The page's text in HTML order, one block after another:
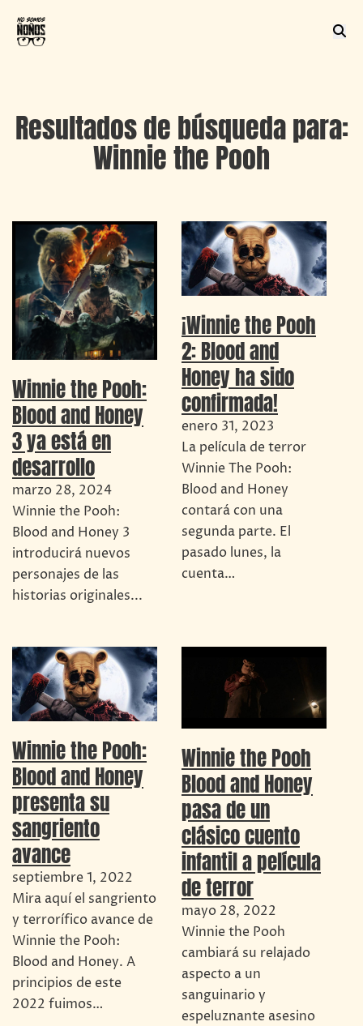
Resultados de búsqueda para:
Winnie the Pooh
Winnie the Pooh:
Blood and Honey
3 ya está en
desarrollo
marzo 28, 2024
Winnie the Pooh:
Blood and Honey 3
introducirá nuevos
personajes de las
historias originales...
¡Winnie the Pooh
2: Blood and
Honey ha sido
confirmada!
enero 31, 2023
La película de terror
Winnie The Pooh:
Blood and Honey
contará con una
segunda parte. El
pasado lunes, la
cuenta…
Winnie the Pooh:
Blood and Honey
presenta su
sangriento
avance
septiembre 1, 2022
Mira aquí el sangriento
y terrorífico avance de
Winnie the Pooh:
Blood and Honey. A
principios de este
2022 fuimos…
Winnie the Pooh
Blood and Honey
pasa de un
clásico cuento
infantil a película
de terror
mayo 28, 2022
Winnie the Pooh
cambiará su relajado
aspecto a un
sanguinario y
espeluznante asesino